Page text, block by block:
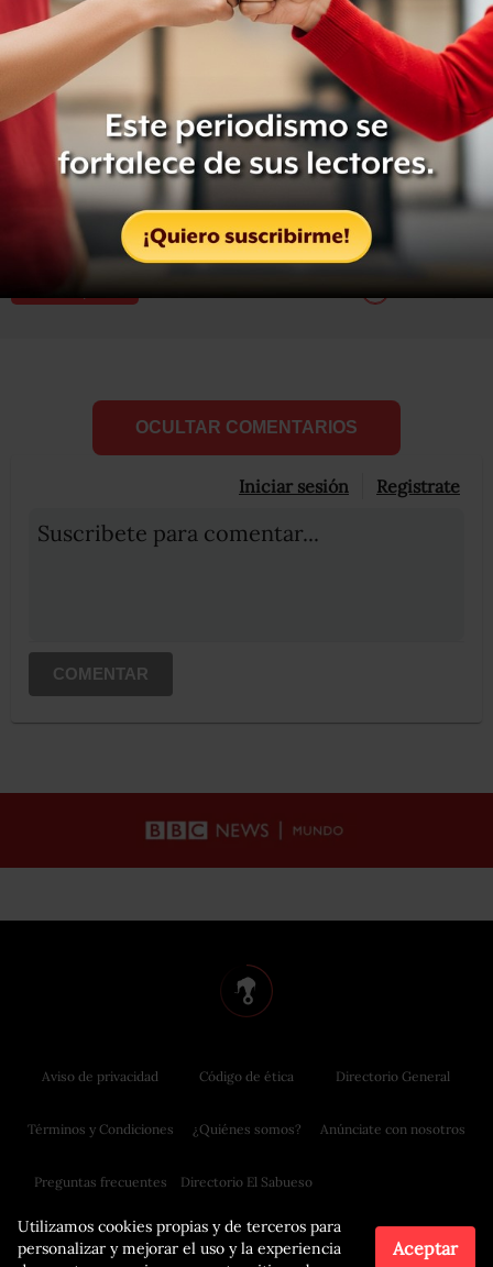
de Nepal se prepara en su base al mismo tiempo que
retoca la pintura de una gran piedra de Mani, cubierta
con oraciones budistas.
Vista de la Estatua de la Libertad en
Nueva York desde una cámara con
objetivo ‘Ojo de Pez’ montada en su
antorcha.
OCULTAR COMENTARIOS
Iniciar sesión Registrate
Suscribete para comentar...
COMENTAR
Utilizamos cookies propias y de terceros para
personalizar y mejorar el uso y la experiencia
Aceptar
Aviso de privacidad
Términos y Condiciones
Preguntas frecuentes
Código de ética
¿Quiénes somos?
Directorio El Sabueso
Directorio General
Anúnciate con nosotros